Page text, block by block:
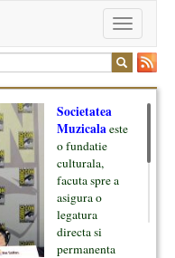
Toggle
navigation
Societatea
Muzicalaeste
o fundatie
culturala,
facuta spre a
asigura o
legatura
directa si
permanenta